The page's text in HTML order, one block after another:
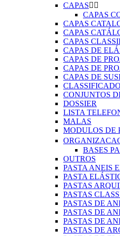
CAPAS 
CAPAS
CAPAS
CAPAS
CAPAS
CAPAS DE
CAPAS DE
CAPAS DE
CAPAS DE
CONJUNTOS
DOSSIER
LISTA
MALAS
MODULOS DE
BASES
OUTROS
PASTA ANEIS
PASTA
PASTAS
PASTAS
PASTAS DE
PASTAS DE
PASTAS DE
PASTAS DE